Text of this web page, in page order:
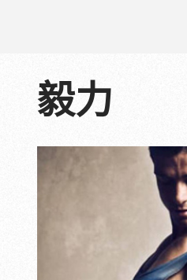
毅力